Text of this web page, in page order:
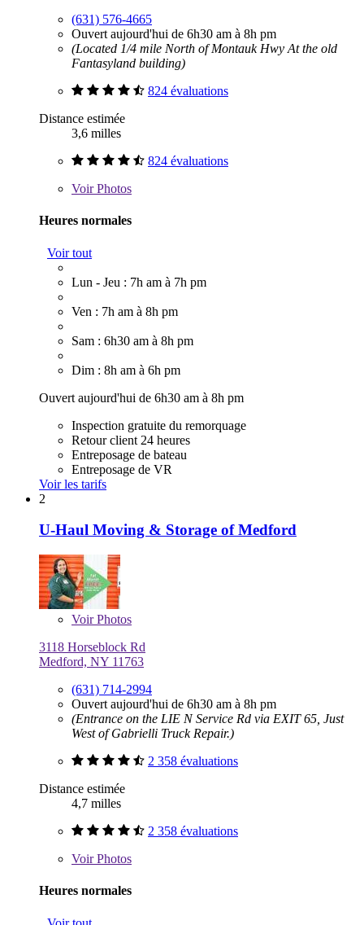
(631) 576-4665
Ouvert aujourd'hui de 6h30 am à 8h pm
(Located 1/4 mile North of Montauk Hwy At the old
Fantasyland building)
824 évaluations
Distance estimée
3,6 milles
824 évaluations
VoirPhotos
Heures normales
Voir tout
Lun - Jeu : 7h am à 7h pm
Ven : 7h am à 8h pm
Sam : 6h30 am à 8h pm
Dim : 8h am à 6h pm
Ouvert aujourd'hui de 6h30 am à 8h pm
Inspection gratuite du remorquage
Retour client 24 heures
Entreposage de bateau
Entreposage de VR
Voir les tarifs
2
U-Haul Moving & Storage of Medford
VoirPhotos
3118 Horseblock Rd
Medford, NY 11763
(631) 714-2994
Ouvert aujourd'hui de 6h30 am à 8h pm
(Entrance on the LIE N Service Rd via EXIT 65, Just
West of Gabrielli Truck Repair.)
2 358 évaluations
Distance estimée
4,7 milles
2 358 évaluations
VoirPhotos
Heures normales